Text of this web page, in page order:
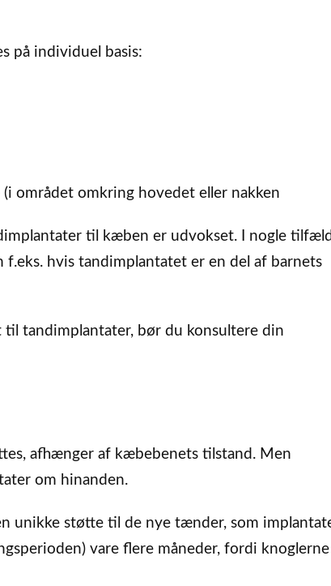
på individuel basis:
området omkring hovedet eller nakken
til kæben er udvokset. I nogle
hvis tandimplantatet er en del af barnets
tandimplantater, bør du konsultere din
afhænger af kæbebenets tilstand. Men
om hinanden.
unikke støtte til de nye tænder, som
vare flere måneder, fordi